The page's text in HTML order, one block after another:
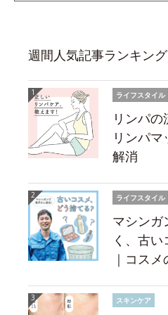
週間人気記事ランキング
ライフスタイル
リンパ
リンパ
解消
ライフスタイル
マシンガ
く、古い
｜コス
スキンケア